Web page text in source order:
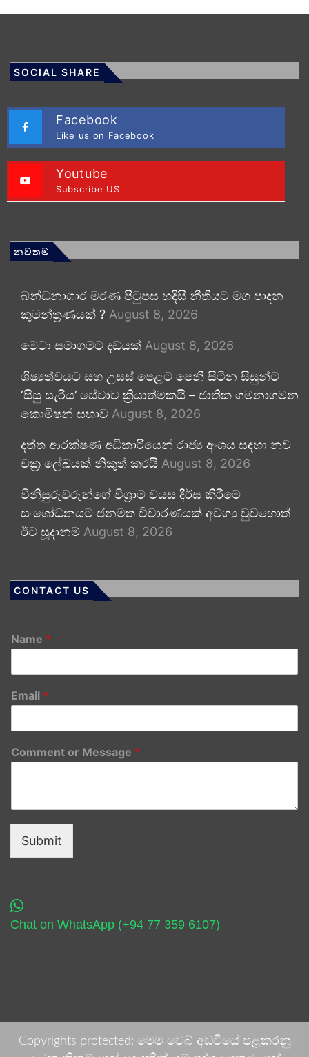
SOCIAL SHARE
Facebook
Like us on Facebook
Youtube
Subscribe US
නවතම
බන්ධනාගාර මරණ පිටුපස හදිසි නීතියට මග පාදන
කුමන්ත්‍රණයක් ? August 8, 2026
මෙටා සමාගමට දඩයක් August 8, 2026
ශිෂ්‍යත්වයට සහ උසස් පෙළට පෙනී සිටින සිසුන්ට
‘සිසු සැරිය’ සේවාව ක්‍රියාත්මකයි – ජාතික ගමනාගමන
කොමිෂන් සභාව August 8, 2026
දත්ත ආරක්ෂණ අධිකාරියෙන් රාජ්‍ය අංශය සඳහා නව
චක්‍ර ලේඛයක් නිකුත් කරයි August 8, 2026
විනිසුරුවරුන්ගේ විශ්‍රාම වයස දීර්ඝ කිරීමේ
සංශෝධනයට ජනමත විචාරණයක් අවශ්‍ය වුවහොත්
ඊට සූදානම් August 8, 2026
CONTACT US
Name *
Email *
Comment or Message *
Submit
Chat on WhatsApp (+94 77 359 6107)
Copyrights protected: මෙම වෙබ් අඩවියේ පළකරනු